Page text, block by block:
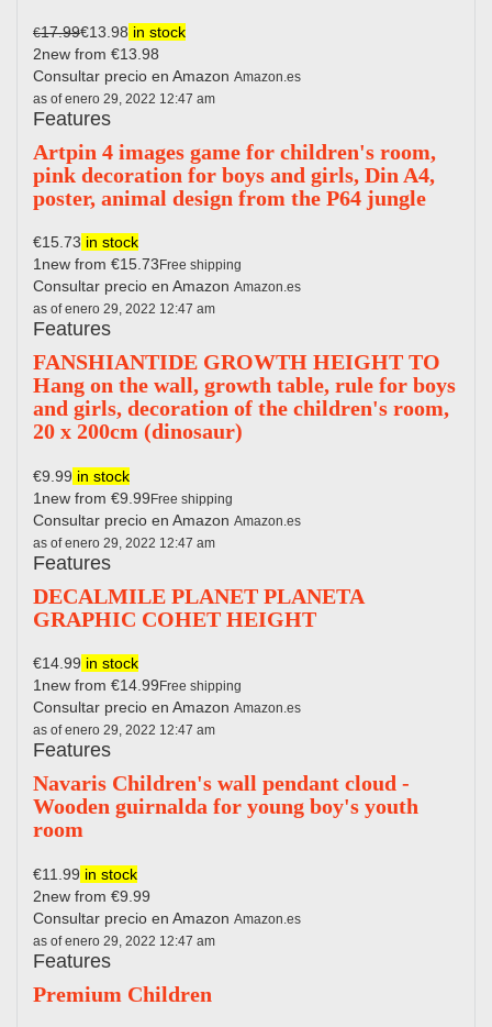
€17.99€13.98 in stock
2new from €13.98
Consultar precio en Amazon Amazon.es
as of enero 29, 2022 12:47 am
Features
Artpin 4 images game for children's room,
pink decoration for boys and girls, Din A4,
poster, animal design from the P64 jungle
€15.73 in stock
1new from €15.73 Free shipping
Consultar precio en Amazon Amazon.es
as of enero 29, 2022 12:47 am
Features
FANSHIANTIDE GROWTH HEIGHT TO
Hang on the wall, growth table, rule for boys
and girls, decoration of the children's room,
20 x 200cm (dinosaur)
€9.99 in stock
1new from €9.99Free shipping
Consultar precio en Amazon Amazon.es
as of enero 29, 2022 12:47 am
Features
DECALMILE PLANET PLANETA
GRAPHIC COHET HEIGHT
€14.99 in stock
1new from €14.99 Free shipping
Consultar precio en Amazon Amazon.es
as of enero 29, 2022 12:47 am
Features
Navaris Children's wall pendant cloud -
Wooden guirnalda for young boy's youth
room
€11.99 in stock
2new from €9.99
Consultar precio en Amazon Amazon.es
as of enero 29, 2022 12:47 am
Features
Premium Children